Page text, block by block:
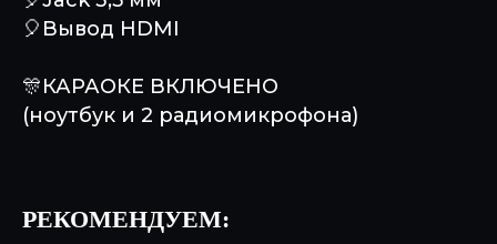
🎈Вывод HDMI
🎊КАРАОКЕ ВКЛЮЧЕНО
(ноутбук и 2 радиомикрофона)
РЕКОМЕНДУЕМ: